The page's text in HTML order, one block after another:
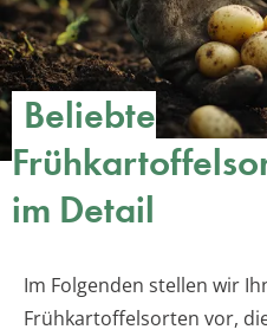
Beliebte
im Detail
Im Folgenden stellen wir
Frühkartoffelsorten vor,